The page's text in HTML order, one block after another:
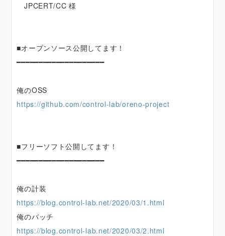
JPCERT/CC 様
■オープンソース公開してます！
━━━━━━━━━━━━━━━━━━━━
俺のOSS
https://github.com/control-lab/oreno-project
■フリーソフト公開してます！
━━━━━━━━━━━━━━━━━━━━
俺の計装
https://blog.control-lab.net/2020/03/1.html
俺のバッチ
https://blog.control-lab.net/2020/03/2.html